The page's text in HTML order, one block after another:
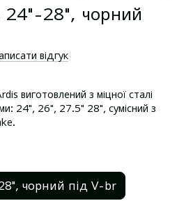
24"-28", чорний
відгук
виготовлений з міцної сталі
24", 26", 27.5" 28", сумісний з
чорний під V-br